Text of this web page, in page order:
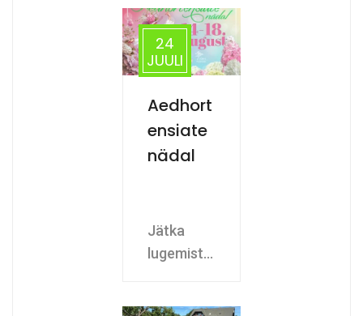
24
JUULI
Aedhort
ensiate
nädal
Jätka
lugemist...